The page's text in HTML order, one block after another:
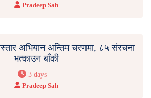
Pradeep Sah
अभियान अन्तिम चरणमा, ८५ संरचना
भत्काउन बाँकी
3 days
Pradeep Sah